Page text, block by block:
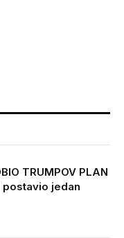
TRUMPOV PLAN
postavio jedan